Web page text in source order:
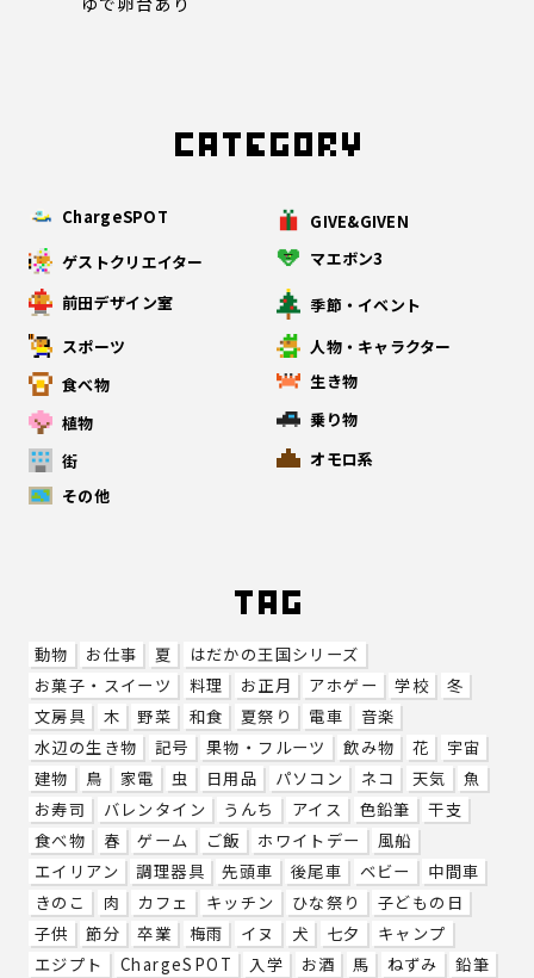
ChargeSPOT
GIVE&GIVEN
ゲストクリエイター
マエボン3
前田デザイン室
季節・イベント
スポーツ
人物・キャラクター
食べ物
生き物
植物
乗り物
街
オモロ系
その他
動物 お仕事 夏
はだかの王国シリーズ
お菓子・スイーツ
料理 お正月 アホゲー 学校
冬
文房具
木 野菜 和食 夏祭り 電車
音楽
水辺の生き物
記号 果物・フルーツ 飲み物 花
宇宙
建物
鳥 家電 虫 日用品 パソコン ネコ 天気
魚
お寿司
バレンタイン うんち アイス 色鉛筆
干支
食べ物
春 ゲーム ご飯 ホワイトデー
風船
エイリアン
調理器具 先頭車 後尾車 ベビー
中間車
きのこ
肉 カフェ キッチン ひな祭り
子どもの日
子供
節分 卒業 梅雨 イヌ 犬 七夕
キャンプ
エジプト
ChargeSPOT 入学 お酒 馬 ねずみ
鉛筆